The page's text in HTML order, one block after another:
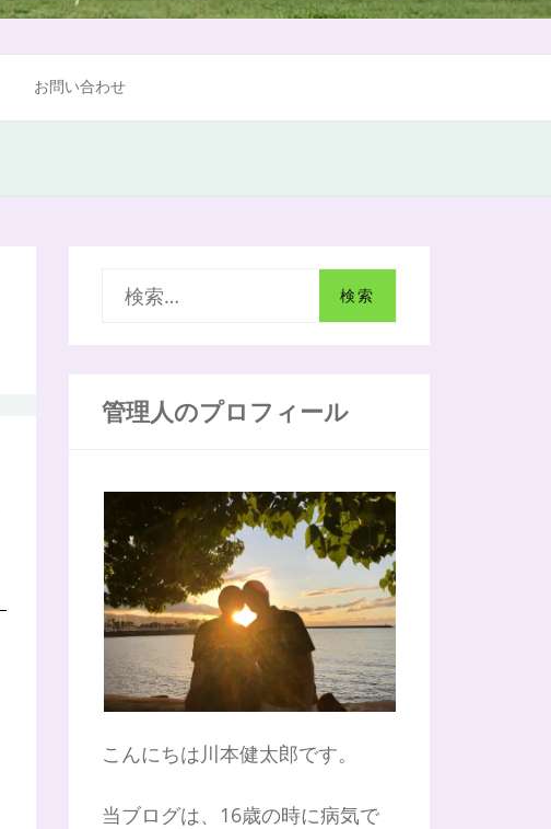
お問い合わせ
管理人のプロフィール
こんにちは川本健太郎です。
当ブログは、16歳の時に病気で